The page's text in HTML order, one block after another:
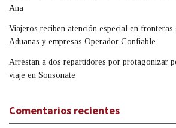
Ana
Viajeros reciben atención especial en
Aduanas y empresas Operador Confiable
Arrestan a dos repartidores por protagonizar
viaje en Sonsonate
Comentarios recientes